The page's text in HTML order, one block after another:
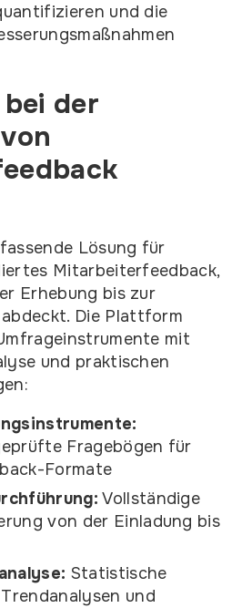
und die
der
Lösung für
Mitarbeiterfeedback,
Erhebung bis zur
Die Plattform
mit
und praktischen
Fragebögen für
Formate
Vollständige
von der Einladung bis
Statistische
und